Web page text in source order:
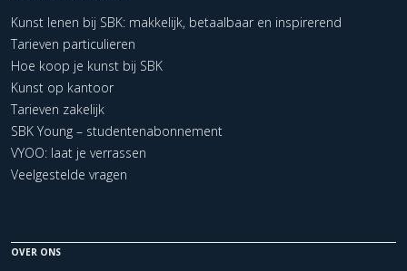
Kunst lenen bij SBK: makkelijk, betaalbaar en inspirerend
Tarieven particulieren
Hoe koop je kunst bij SBK
Kunst op kantoor
Tarieven zakelijk
SBK Young – studentenabonnement
VYOO: laat je verrassen
Veelgestelde vragen
OVER ONS